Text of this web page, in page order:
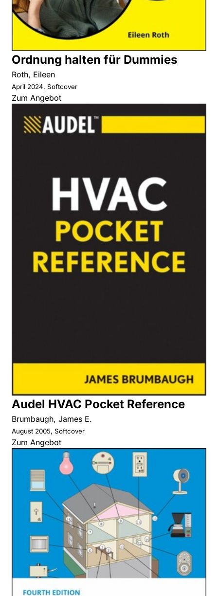
Ordnung halten für Dummies
Roth, Eileen
April 2024, Softcover
Zum Angebot
Audel HVAC Pocket Reference
Brumbaugh, James E.
August 2005, Softcover
Zum Angebot